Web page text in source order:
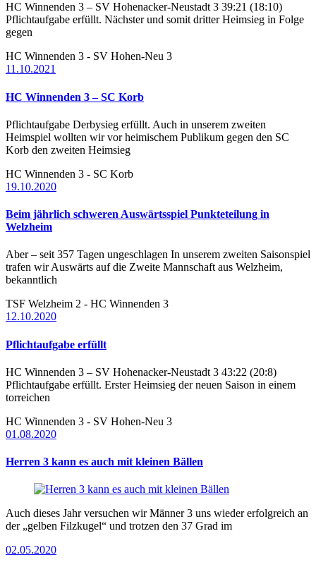
HC Winnenden 3 – SV Hohenacker-Neustadt 3 39:21 (18:10)
Pflichtaufgabe erfüllt. Nächster und somit dritter Heimsieg in Folge
gegen
HC Winnenden 3 - SV Hohen-Neu 3
11.10.2021
HC Winnenden 3 – SC Korb
Pflichtaufgabe Derbysieg erfüllt. Auch in unserem zweiten
Heimspiel wollten wir vor heimischem Publikum gegen den SC
Korb den zweiten Heimsieg
HC Winnenden 3 - SC Korb
19.10.2020
Beim jährlich schweren Auswärtsspiel Punkteteilung in
Welzheim
Aber – seit 357 Tagen ungeschlagen In unserem zweiten Saisonspiel
trafen wir Auswärts auf die Zweite Mannschaft aus Welzheim,
bekanntlich
TSF Welzheim 2 - HC Winnenden 3
12.10.2020
Pflichtaufgabe erfüllt
HC Winnenden 3 – SV Hohenacker-Neustadt 3 43:22 (20:8)
Pflichtaufgabe erfüllt. Erster Heimsieg der neuen Saison in einem
torreichen
HC Winnenden 3 - SV Hohen-Neu 3
01.08.2020
Herren 3 kann es auch mit kleinen Bällen
Auch dieses Jahr versuchen wir Männer 3 uns wieder erfolgreich an
der „gelben Filzkugel“ und trotzen den 37 Grad im
02.05.2020